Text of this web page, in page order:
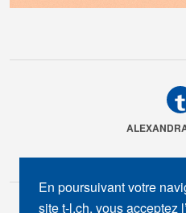
En poursuivant votre
site t-l.ch, vous acceptez